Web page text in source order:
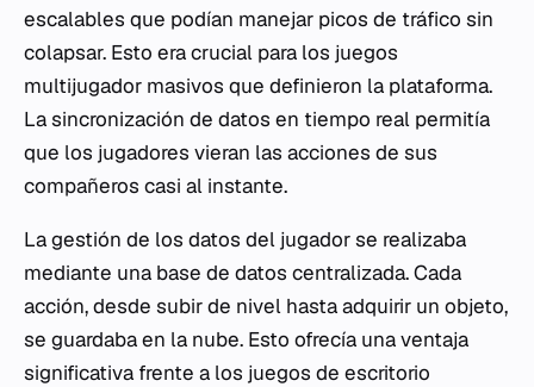
escalables que podían manejar picos de tráfico sin
colapsar. Esto era crucial para los juegos
multijugador masivos que definieron la plataforma.
La sincronización de datos en tiempo real permitía
que los jugadores vieran las acciones de sus
compañeros casi al instante.
La gestión de los datos del jugador se realizaba
mediante una base de datos centralizada. Cada
acción, desde subir de nivel hasta adquirir un objeto,
se guardaba en la nube. Esto ofrecía una ventaja
significativa frente a los juegos de escritorio